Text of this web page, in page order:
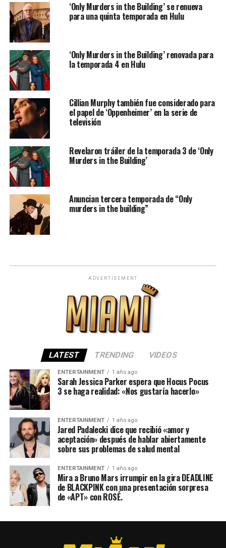
‘Only Murders in the Building’ se renueva
para una quinta temporada en Hulu
‘Only Murders in the Building’ renovada para
la temporada 4 en Hulu
Cillian Murphy también fue considerado para
el papel de ‘Oppenheimer’ en la serie de
televisión
Revelaron tráiler de la temporada 3 de ‘Only
Murders in the Building’
Anuncian tercera temporada de “Only
murders in the building”
ADVERTISEMENT
LATEST TRENDING VIDEOS
ENTERTAINMENT 1 año ago
Sarah Jessica Parker espera que Hocus Pocus
3 se haga realidad: «Nos gustaría hacerlo»
ENTERTAINMENT 1 año ago
Jared Padalecki dice que recibió «amor y
aceptación» después de hablar abiertamente
sobre sus problemas de salud mental
ENTERTAINMENT 1 año ago
Mira a Bruno Mars irrumpir en la gira DEADLINE
de BLACKPINK con una presentación sorpresa
de «APT» con ROSÉ.